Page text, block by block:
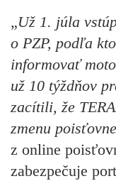
„Už 1. júla
o PZP, podľa
informovať
už 10 týždňov
zacítili, že
zmenu
z online
zabezpečuje